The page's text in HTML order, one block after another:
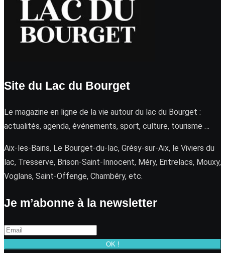
Site du Lac du Bourget
Le magazine en ligne de la vie autour du lac du Bourget :
actualités, agenda, événements, sport, culture, tourisme …
Aix-les-Bains, Le Bourget-du-lac, Grésy-sur-Aix, le Viviers du
lac, Tresserve, Brison-Saint-Innocent, Méry, Entrelacs, Mouxy,
Voglans, Saint-Offenge, Chambéry, etc.
Je m’abonne à la newsletter
OK !